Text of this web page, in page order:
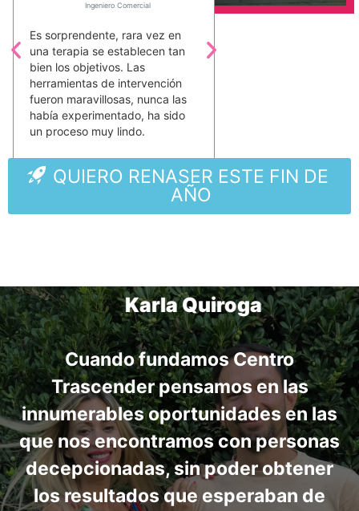
Ingeniero Comercial
Es sorprendente, rara vez en
una terapia se establecen tan
bien los objetivos. Las
herramientas de intervención
fueron maravillosas, nunca las
había experimentado, ha sido
un proceso muy lindo.
Siento que nunca
QUIERO RENASER ESTE FIN DE
AÑO
Karla Quiroga
Cuando fundamos Centro
Trascender pensamos en las
innumerables oportunidades en las
que nos encontramos con personas
decepcionadas, sin poder obtener
los resultados que esperaban de